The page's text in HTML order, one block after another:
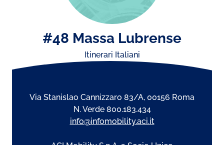
#48 Massa Lubrense
Itinerari Italiani
Via Stanislao Cannizzaro 83/A, 00156 Roma
N. Verde 800.183.434
info@infomobility.aci.it